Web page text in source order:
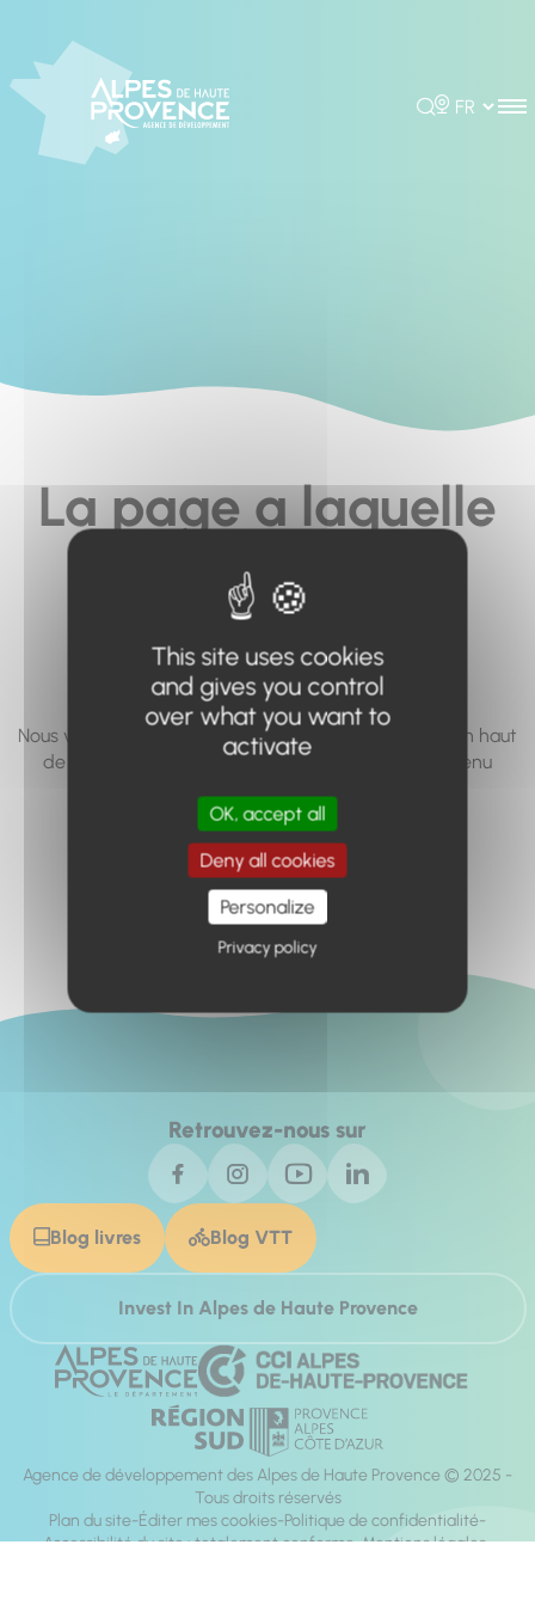
Rechercher
Choisir la
La page a laquelle
vous cherchez à
accéder n'existe
pas... ou plus.
Nous vous invitons à utiliser le moteur de recherche en haut
de page, ou à utiliser le menu pour trouver le contenu
Retour à l'accueil
Retrouvez-nous sur
Blog livres Blog VTT
Invest In Alpes de Haute Provence
Agence de développement des Alpes de Haute Provence © 2025 -
Tous droits réservés
Plan du site Éditer mes cookies Politique de confidentialité
Accessibilité du site : totalement conforme Mentions légales
This site uses cookies
and gives you control
over what you want to
activate
OK, accept all
Deny all cookies
Personalize
Privacy policy